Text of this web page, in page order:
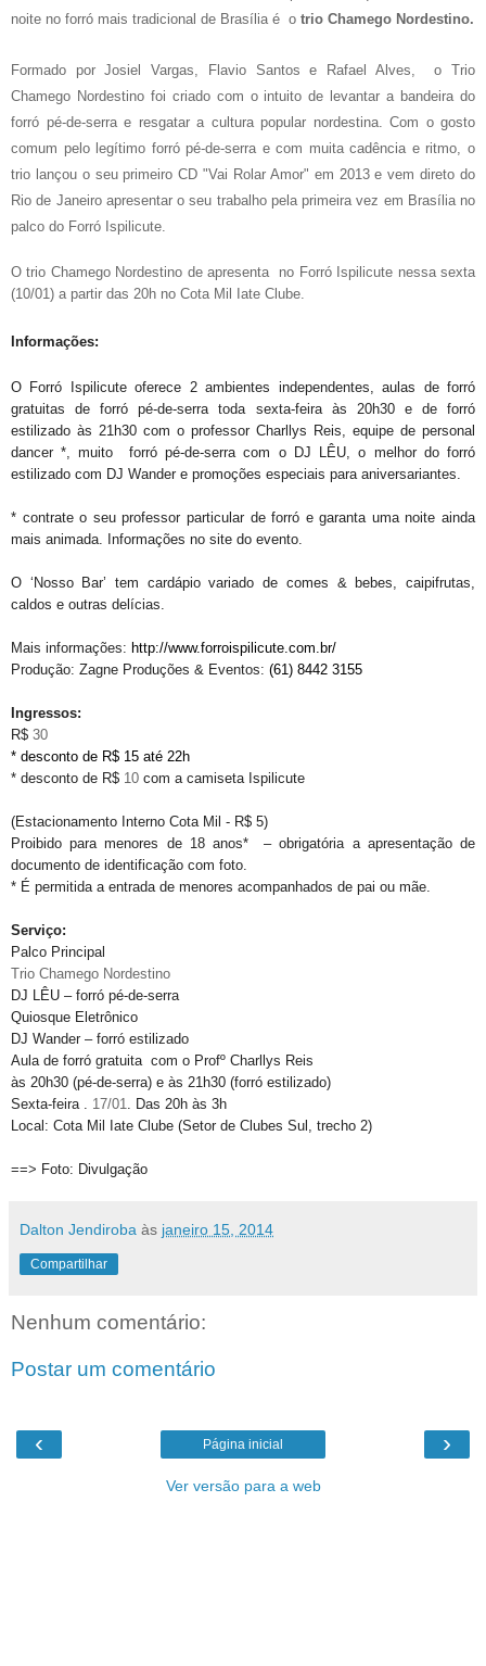
noite no forró mais tradicional de Brasília é o trio Chamego Nordestino.
Formado por Josiel Vargas, Flavio Santos e Rafael Alves, o Trio
Chamego Nordestino foi criado com o intuito de levantar a bandeira do
forró pé-de-serra e resgatar a cultura popular nordestina. Com o gosto
comum pelo legítimo forró pé-de-serra e com muita cadência e ritmo, o
trio lançou o seu primeiro CD "Vai Rolar Amor" em 2013 e vem direto do
Rio de Janeiro apresentar o seu trabalho pela primeira vez em Brasília no
palco do Forró Ispilicute.
O trio Chamego Nordestino de apresenta no Forró Ispilicute nessa sexta
(10/01) a partir das 20h no Cota Mil Iate Clube.
Informações:
O Forró Ispilicuteoferece 2 ambientes independentes, aulas de forró
gratuitas de forró pé-de-serra toda sexta-feira às 20h30 e de forró
estilizado às 21h30 com o professor Charllys Reis, equipe de personal
dancer *, muito forró pé-de-serra com o DJ LÊU, o melhor do forró
estilizado com DJ Wander e promoções especiais para aniversariantes.
* contrate o seu professor particular de forró e garanta uma noite ainda
mais animada. Informações no site do evento.
O ‘Nosso Bar’ tem cardápio variado de comes & bebes, caipifrutas,
caldos e outras delícias.
Mais informações: http://www.forroispilicute.com.br/
Produção: Zagne Produções & Eventos: (61) 8442 3155
Ingressos:
R$ 30
* desconto de R$ 15 até 22h
* desconto de R$ 10 com a camiseta Ispilicute
(Estacionamento Interno Cota Mil - R$ 5)
Proibido para menores de 18 anos* – obrigatória a apresentação de
documento de identificação com foto.
* É permitida a entrada de menores acompanhados de pai ou mãe.
Serviço:
Palco Principal
Trio Chamego Nordestino
DJ LÊU – forró pé-de-serra
Quiosque Eletrônico
DJ Wander – forró estilizado
Aula de forró gratuita com o Profº Charllys Reis
às 20h30 (pé-de-serra) e às 21h30 (forró estilizado)
Sexta-feira . 17/01
. Das 20h às 3h
Local: Cota Mil Iate Clube (Setor de Clubes Sul, trecho 2)
==> Foto: Divulgação
Dalton Jendiroba às janeiro 15, 2014
Compartilhar
Nenhum comentário:
Postar um comentário
‹ ›
Página inicial
Ver versão para a web